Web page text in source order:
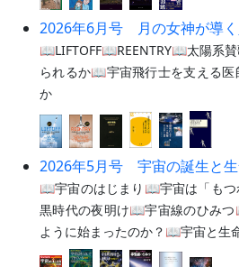
2026年6月号 月の女神が導
📖LIFTOFF📖REENTRY📖太陽系
られるか📖宇宙飛行士を支える
か
2026年5月号 宇宙の誕生と
📖宇宙のはじまり📖宇宙は「も
黒時代の夜明け📖宇宙線のひみ
ように始まったのか？📖宇宙と生